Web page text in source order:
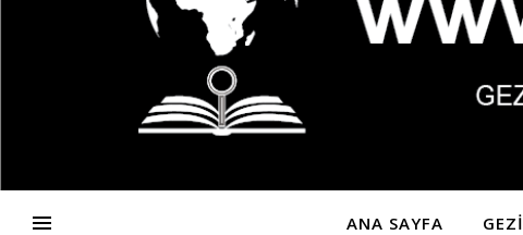
ANA SAYFA GEZİ